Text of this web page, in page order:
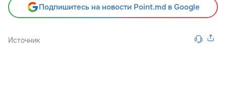
Подпишитесь на новости Point.md в Google
Источник